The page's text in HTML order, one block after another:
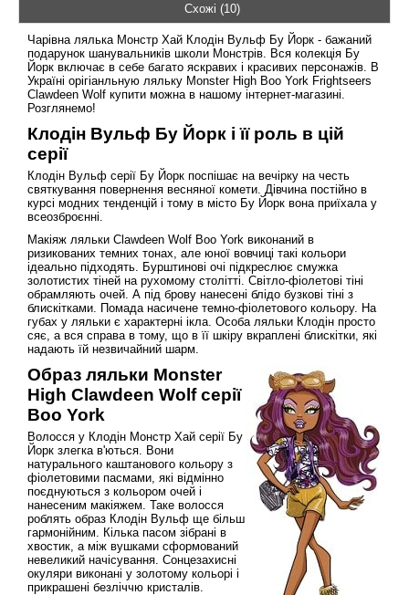
Схожі (10)
Чарівна лялька Монстр Хай Клодін Вульф Бу Йорк - бажаний
подарунок шанувальників школи Монстрів. Вся колекція Бу
Йорк включає в себе багато яскравих і красивих персонажів. В
Україні орігіанльную ляльку Monster High Boo York Frightseers
Clawdeen Wolf купити можна в нашому інтернет-магазині.
Розглянемо!
Клодін Вульф Бу Йорк і її роль в цій
серії
Клодін Вульф серії Бу Йорк поспішає на вечірку на честь
святкування повернення весняної комети. Дівчина постійно в
курсі модних тенденцій і тому в місто Бу Йорк вона приїхала у
всеозброєнні.
Макіяж ляльки Clawdeen Wolf Boo York виконаний в
ризикованих темних тонах, але юної вовчиці такі кольори
ідеально підходять. Бурштинові очі підкреслює смужка
золотистих тіней на рухомому столітті. Світло-фіолетові тіні
обрамляють очей. А під брову нанесені блідо бузкові тіні з
блискітками. Помада насичене темно-фіолетового кольору. На
губах у ляльки є характерні ікла. Особа ляльки Клодін просто
сяє, а вся справа в тому, що в її шкіру вкраплені блискітки, які
надають їй незвичайний шарм.
Образ ляльки Monster
High Clawdeen Wolf серії
Boo York
Волосся у Клодін Монстр Хай серії Бу
Йорк злегка в'ються. Вони
натурального каштанового кольору з
фіолетовими пасмами, які відмінно
поєднуються з кольором очей і
нанесеним макіяжем. Таке волосся
роблять образ Клодін Вульф ще більш
гармонійним. Кілька пасом зібрані в
хвостик, а між вушками сформований
невеликий начісування. Сонцезахисні
окуляри виконані у золотому кольорі і
прикрашені безліччю кристалів.